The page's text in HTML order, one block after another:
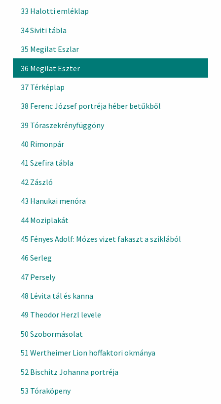
33 Halotti emléklap
34 Siviti tábla
35 Megilat Eszlar
36 Megilat Eszter
37 Térképlap
38 Ferenc József portréja héber betűkből
39 Tóraszekrényfüggöny
40 Rimonpár
41 Szefira tábla
42 Zászló
43 Hanukai menóra
44 Moziplakát
45 Fényes Adolf: Mózes vizet fakaszt a sziklából
46 Serleg
47 Persely
48 Lévita tál és kanna
49 Theodor Herzl levele
50 Szobormásolat
51 Wertheimer Lion hoffaktori okmánya
52 Bischitz Johanna portréja
53 Tóraköpeny